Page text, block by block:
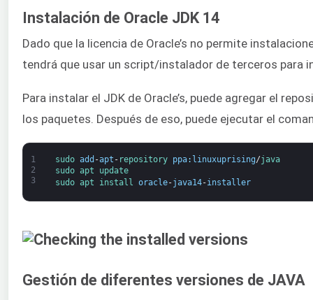
Instalación de Oracle JDK 14
Dado que la licencia de Oracle’s no permite
tendrá que usar un script/instalador de terceros para
Para instalar el JDK de Oracle’s, puede agregar el
los paquetes. Después de eso, puede ejecutar el
1
2
3
sudo add -apt - repository ppa: linuxuprising/java
sudo apt
update
sudo apt install oracle-java14-installer
Gestión de diferentes versiones de JAVA